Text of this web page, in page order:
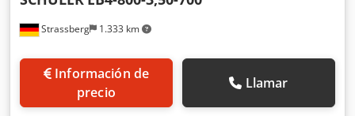
Strassberg 1.333 km
Información de
precio
Llamar